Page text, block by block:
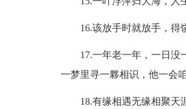
16.该放手时就放手，得饶
17.一年老一年，一日没一
一梦里寻一夥相识，他一会
18.有缘相遇无缘相聚天涯